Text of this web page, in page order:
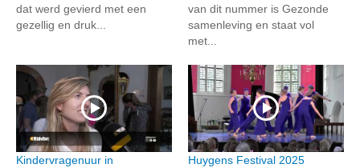
dat werd gevierd met een
gezellig en druk...
van dit nummer is Gezonde
samenleving en staat vol
met...
Kindervragenuur in
Huygens Festival 2025